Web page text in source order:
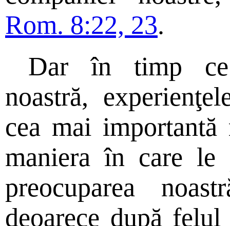
Rom. 8:22, 23.
Dar în timp ce
noastră,
cea mai
maniera în care
preocuparea
deoarece după